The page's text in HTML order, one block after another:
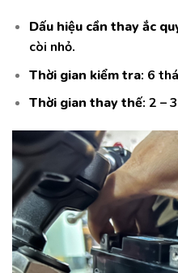
Dấu hiệu cần thay ắc
còi nhỏ.
Thời gian kiểm tra: 6
Thời gian thay thế: 2 –